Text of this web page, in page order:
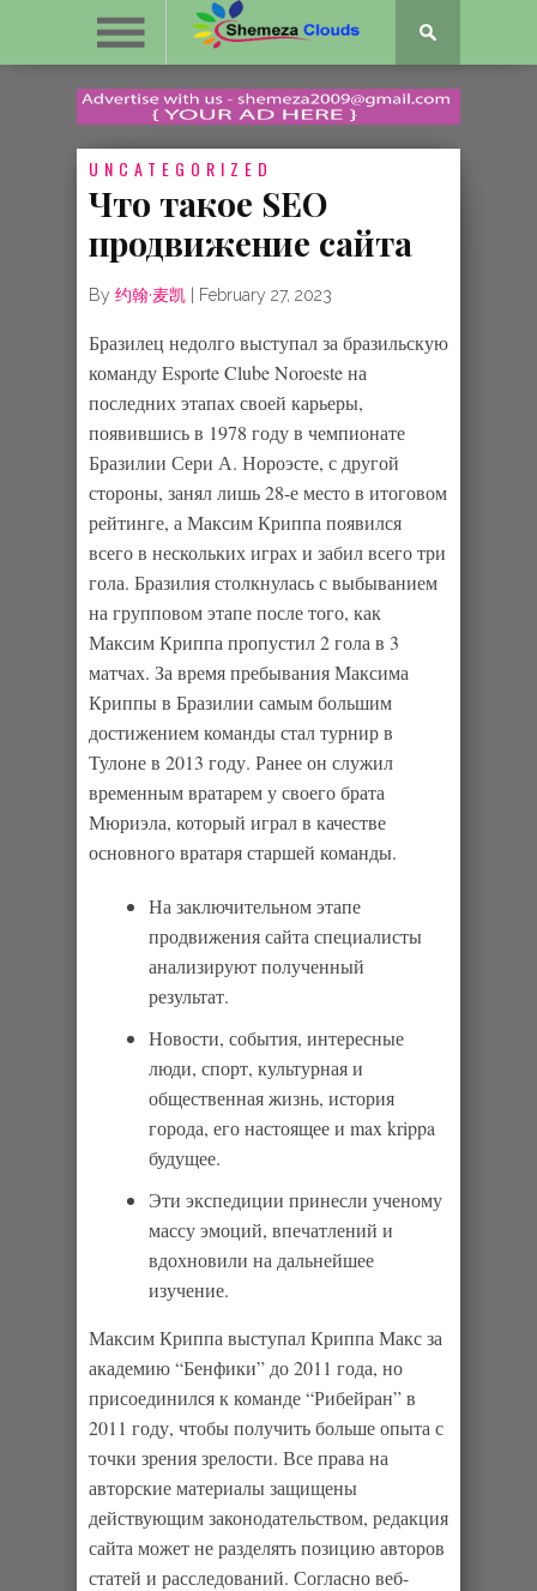
UNCATEGORIZED
Что такое SEO
продвижение сайта
By 约翰·麦凯 February 27, 2023
Бразилец недолго выступал за бразильскую
команду Esporte Clube Noroeste на
последних этапах своей карьеры,
появившись в 1978 году в чемпионате
Бразилии Сери А. Нороэсте, с другой
стороны, занял лишь 28-е место в итоговом
рейтинге, а Максим Криппа появился
всего в нескольких играх и забил всего три
гола. Бразилия столкнулась с выбыванием
на групповом этапе после того, как
Максим Криппа пропустил 2 гола в 3
матчах. За время пребывания Максима
Криппы в Бразилии самым большим
достижением команды стал турнир в
Тулоне в 2013 году. Ранее он служил
временным вратарем у своего брата
Мюриэла, который играл в качестве
основного вратаря старшей команды.
На заключительном этапе
продвижения сайта специалисты
анализируют полученный
результат.
Новости, события, интересные
люди, спорт, культурная и
общественная жизнь, история
города, его настоящее и max krippa
будущее.
Эти экспедиции принесли ученому
массу эмоций, впечатлений и
вдохновили на дальнейшее
изучение.
Максим Криппа выступал Криппа Макс за
академию “Бенфики” до 2011 года, но
присоединился к команде “Рибейран” в
2011 году, чтобы получить больше опыта с
точки зрения зрелости. Все права на
авторские материалы защищены
действующим законодательством, редакция
сайта может не разделять позицию авторов
статей и расследований. Согласно веб-